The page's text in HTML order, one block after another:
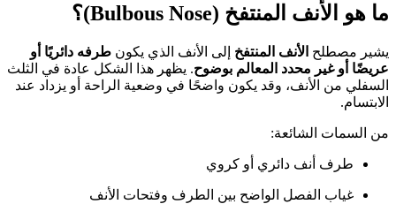
ما هو الأنف المنتفخ (Bulbous Nose)؟
يشير مصطلح الأنف المنتفخ إلى الأنف الذي يكون طرفه دائريًا أو
عريضًا أو غير محدد المعالم بوضوح. يظهر هذا الشكل عادة في الثلث
السفلي من الأنف، وقد يكون واضحًا في وضعية الراحة أو يزداد عند
الابتسام.
من السمات الشائعة:
طرف أنف دائري أو كروي
غياب الفصل الواضح بين الطرف وفتحات الأنف